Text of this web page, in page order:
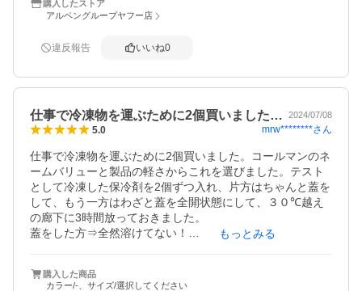
購入したストア
アルペングループヤフー店
違反報告 いいね0
仕事で冷凍物を運ぶために2個買いました… 2024/07/08
5.0 mrw********さん
仕事で冷凍物を運ぶために2個買いました。コールマンのネ
ームバリューと製品の軽さからこれを選びました。テスト
として冷凍した保冷剤を2個ずつ入れ、片方はちゃんと蓋を
して、もう一方はわざと蓋を全開状態にして、３０℃越え
の廊下に3時間放っておきました。
蓋をした方⇒全然溶けてない！
もっとみる
購入した商品
カラー/-、サイズ/選択してください